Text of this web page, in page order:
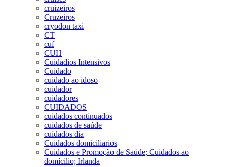
cruizeiros
Cruzeiros
cryodon taxi
CT
cuf
CUH
Cuidadios Intensivos
Cuidado
cuidado ao idoso
cuidador
cuidadores
CUIDADOS
cuidados continuados
cuidados de saúde
cuidados dia
Cuidados domiciliarios
Cuidados e Promoção de Saúde; Cuidados ao
domícilio; Irlanda